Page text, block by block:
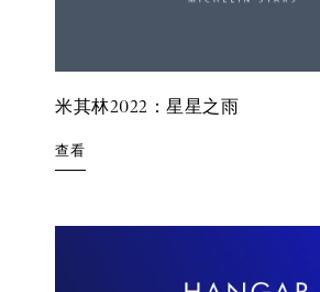
米其林2022：星星之雨
查看